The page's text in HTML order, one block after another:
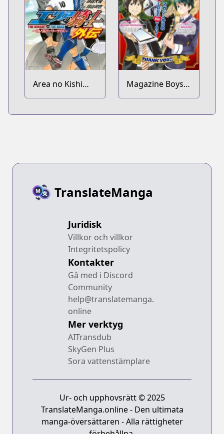
Area no Kishi
Gaiden: Enokou
Magazine Boys'
Valentine!
TranslateManga
Juridisk
Villkor och villkor
Integritetspolicy
Kontakter
Gå med i Discord
Community
help@translatemanga.
online
Mer verktyg
AITransdub
SkyGen Plus
Sora vattenstämplare
Ur- och upphovsrätt © 2025
TranslateManga.online - Den ultimata
manga-översättaren - Alla rättigheter